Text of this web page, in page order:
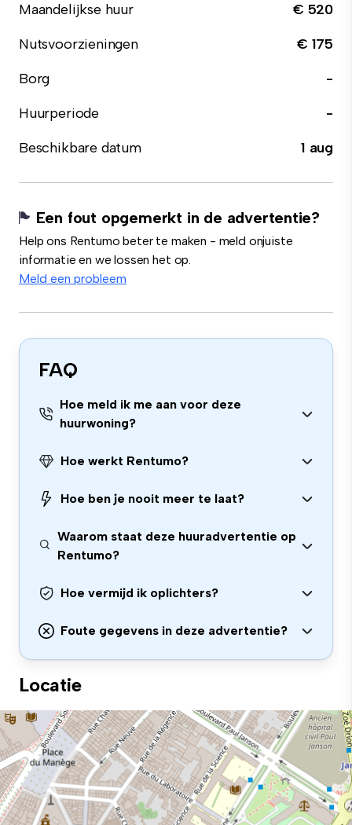
Maandelijkse huur
€ 520
Nutsvoorzieningen
€ 175
Borg
-
Huurperiode
-
Beschikbare datum
1 aug
Een fout opgemerkt in de advertentie?
Help ons Rentumo beter te maken - meld onjuiste
informatie en we lossen het op.
Meld een probleem
FAQ
Hoe meld ik me aan voor deze
huurwoning?
Hoe werkt Rentumo?
Hoe ben je nooit meer te laat?
Waarom staat deze huuradvertentie op
Rentumo?
Hoe vermijd ik oplichters?
Foute gegevens in deze advertentie?
Locatie